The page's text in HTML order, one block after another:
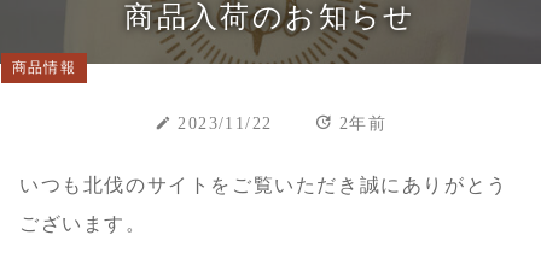
商品入荷のお知らせ
商品情報
create 2023/11/22 update 2年前
いつも北伐のサイトをご覧いただき誠にありがとう
ございます。